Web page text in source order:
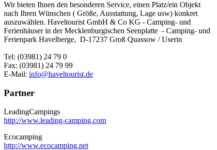
Wir bieten Ihnen den besonderen Service, einen Platz/ein Objekt
nach Ihren Wünschen ( Größe, Ausstattung, Lage usw) konkret
auszuwählen. Haveltourist GmbH & Co KG - Camping- und
Ferienhäuser in der Mecklenburgischen Seenplatte - Camping- und
Ferienpark Havelberge, D-17237 Groß Quassow / Userin
Tel: (03981) 24 79 0
Fax: (03981) 24 79 99
E-Mail: info@haveltourist.de
Partner
LeadingCampings
http://www.leading-camping.com
Ecocamping
http://www.ecocamping.net